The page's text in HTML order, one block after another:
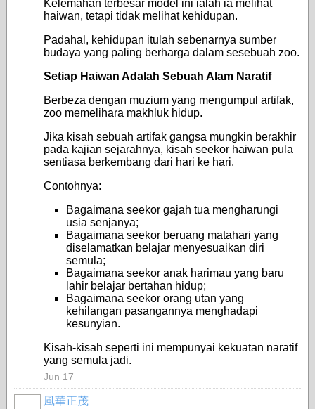
Kelemahan terbesar model ini ialah ia melihat
haiwan, tetapi tidak melihat kehidupan.
Padahal, kehidupan itulah sebenarnya sumber
budaya yang paling berharga dalam sesebuah zoo.
Setiap Haiwan Adalah Sebuah Alam Naratif
Berbeza dengan muzium yang mengumpul artifak,
zoo memelihara makhluk hidup.
Jika kisah sebuah artifak gangsa mungkin berakhir
pada kajian sejarahnya, kisah seekor haiwan pula
sentiasa berkembang dari hari ke hari.
Contohnya:
Bagaimana seekor gajah tua mengharungi
usia senjanya;
Bagaimana seekor beruang matahari yang
diselamatkan belajar menyesuaikan diri
semula;
Bagaimana seekor anak harimau yang baru
lahir belajar bertahan hidup;
Bagaimana seekor orang utan yang
kehilangan pasangannya menghadapi
kesunyian.
Kisah-kisah seperti ini mempunyai kekuatan naratif
yang semula jadi.
Jun 17
風華正茂